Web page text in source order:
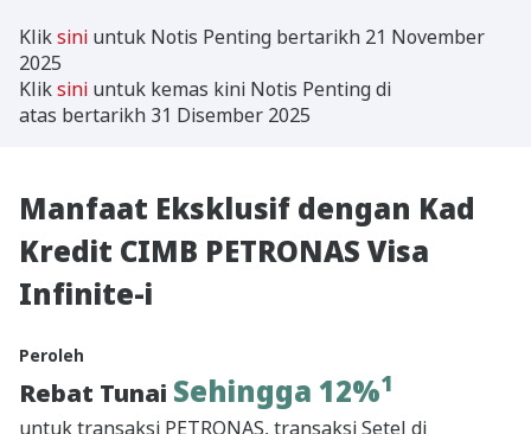
Kliksini untuk Notis Penting bertarikh 21 November
2025
Kliksini untuk kemas kini Notis Penting di
atas bertarikh 31 Disember 2025
Manfaat Eksklusif dengan Kad
Kredit CIMB PETRONAS Visa
Infinite-i
Peroleh
Rebat Tunai Sehingga 12%1
untuk transaksi PETRONAS, transaksi Setel di